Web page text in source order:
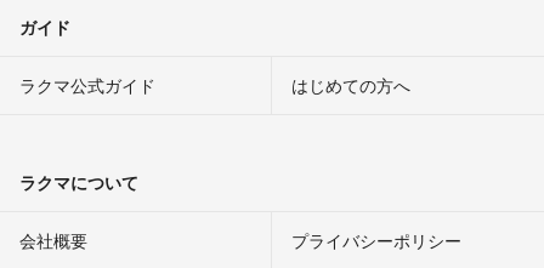
ガイド
ラクマ公式ガイド はじめての方へ
ラクマについて
会社概要 プライバシーポリシー